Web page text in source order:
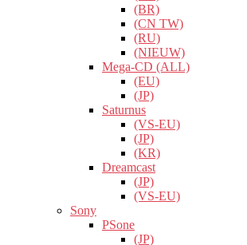
(BR)
(CN TW)
(RU)
(NIEUW)
Mega-CD (ALL)
(EU)
(JP)
Saturnus
(VS-EU)
(JP)
(KR)
Dreamcast
(JP)
(VS-EU)
Sony
PSone
(JP)